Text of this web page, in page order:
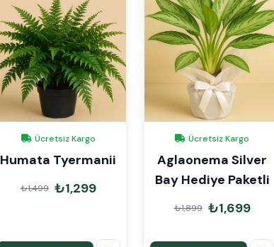
Ücretsiz Kargo
Humata Tyermanii
₺1,499 ₺1,299
Ücretsiz Kargo
Aglaonema Silver
Bay Hediye Paketli
₺1,899 ₺1,699